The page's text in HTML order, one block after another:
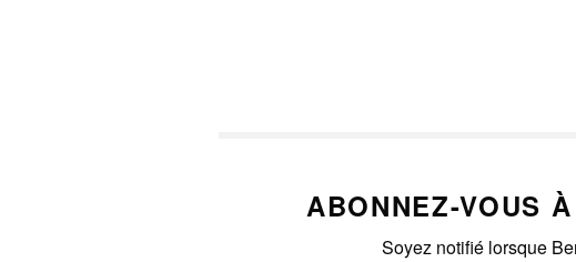
ABONNEZ-VOUS
Soyez notifié lorsque